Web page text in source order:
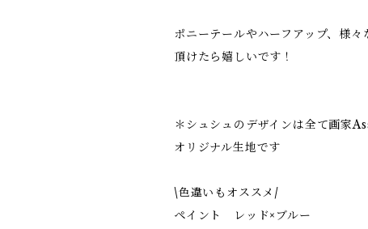
ポニーテールやハーフアップ、様
頂けたら嬉しいです！
＊シュシュのデザインは全て画家
オリジナル生地です
\色違いもオススメ/
ペイント レッド×ブルー